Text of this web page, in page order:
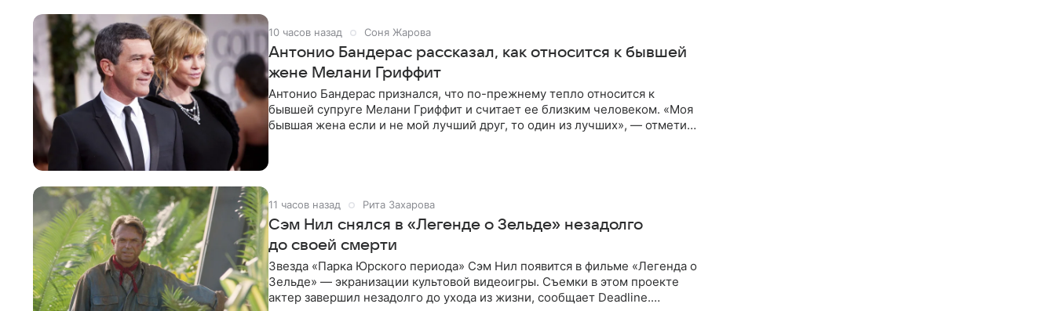
10 часов назад Соня Жарова
Антонио Бандерас рассказал, как относится к бывшей
жене Мелани Гриффит
Антонио Бандерас признался, что по-прежнему тепло относится к
бывшей супруге Мелани Гриффит и считает ее близким человеком. «Моя
бывшая жена если и не мой лучший друг, то один из лучших», — отметил
11 часов назад Рита Захарова
Сэм Нил снялся в «Легенде о Зельде» незадолго
до своей смерти
Звезда «Парка Юрского периода» Сэм Нил появится в фильме «Легенда о
Зельде» — экранизации культовой видеоигры. Съемки в этом проекте
актер завершил незадолго до ухода из жизни, сообщает Deadline.